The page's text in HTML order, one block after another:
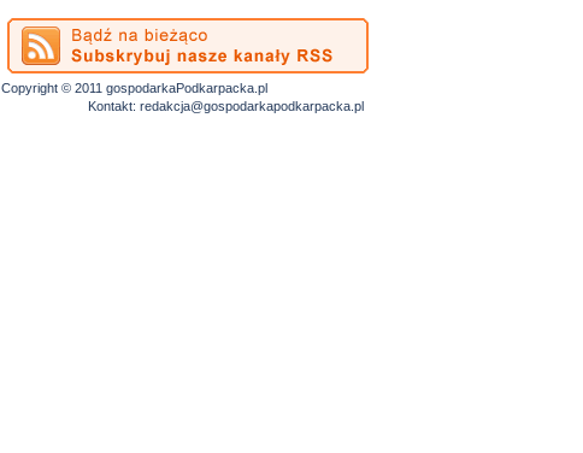
Copyright © 2011 gospodarkaPodkarpacka.pl
Kontakt: redakcja@gospodarkapodkarpacka.pl